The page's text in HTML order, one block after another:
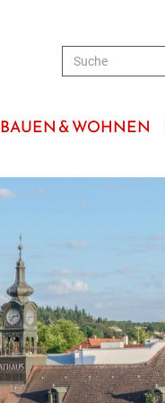
BAUEN & WOHNEN